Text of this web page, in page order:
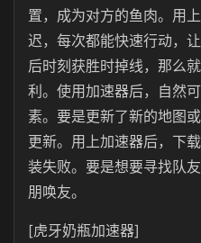
置，成为对方的鱼肉。用
迟，每次都能快速行动，
后时刻获胜时掉线，那么
利。使用加速器后，自然
素。要是更新了新的地图
更新。用上加速器后，下
装失败。要是想要寻找队
朋唤友。
[虎牙奶瓶加速器]